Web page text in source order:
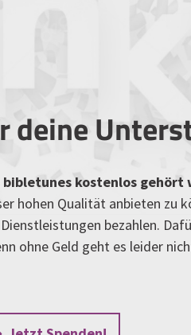
deine
kostenlos gehört
hohen Qualität anbieten zu
bezahlen.
ohne Geld geht es leider